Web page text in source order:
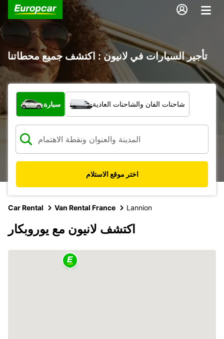
تأجير السيارات في لانيون : اكتشف جميع محطاتنا
ما نوع المركبة؟
سيارة شاحنات الفان والشاحنات العادية
اختر موقع الاستلام
Car Rental Van Rental France Lannion
اكتشف لانيون مع يوروبكار